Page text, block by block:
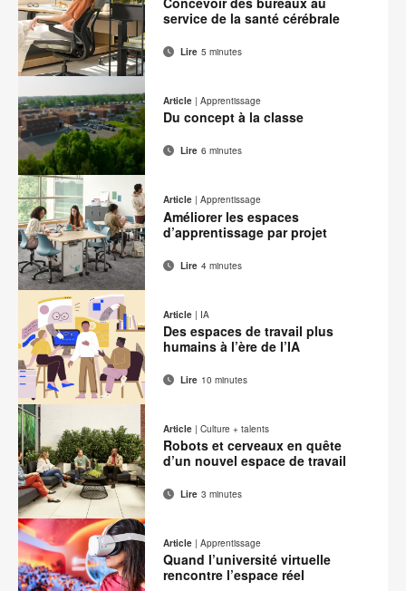
page
Partager
Facebook
Partager
sur
Twitter
Partager
sur
Pinterest
Partager
sur
LinkedIn
Adresse
de
contact
Imprimer
cette
page
service de la santé cérébrale
Lire 5 minutes
Partager
sur
Facebook
Partager
sur
Twitter
Partager
sur
Pinterest
Partager
sur
LinkedIn
Adresse
de
contact
Imprimer
cette
page
Article | Apprentissage
Du concept à la classe
Lire 6 minutes
Partager
Facebook
Partager
sur
Twitter
Partager
sur
Pinterest
Partager
sur
LinkedIn
Adresse
de
contact
Imprimer
cette
page
Article | Apprentissage
Améliorer les espaces
d’apprentissage par projet
Lire 4 minutes
Partager
sur
Facebook
Partager
sur
Twitter
Partager
Pinterest
Partager
LinkedIn
Adresse
contact
Imprimer
cette
page
Article | IA
Des espaces de travail plus
humains à l’ère de l’IA
Lire 10 minutes
Partager
sur
Facebook
Partager
sur
Twitter
Partager
sur
Pinterest
Partager
sur
LinkedIn
Adresse
de
contact
Imprimer
cette
page
Article | Culture + talents
Robots et cerveaux en quête
d’un nouvel espace de travail
Lire 3 minutes
Article | Apprentissage
Quand l’université virtuelle
rencontre l’espace réel